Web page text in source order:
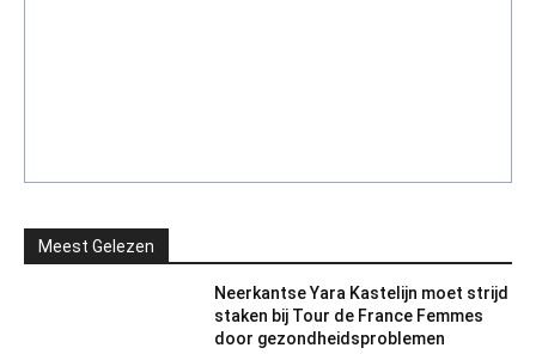
Meest Gelezen
Neerkantse Yara Kastelijn moet strijd
staken bij Tour de France Femmes
door gezondheidsproblemen